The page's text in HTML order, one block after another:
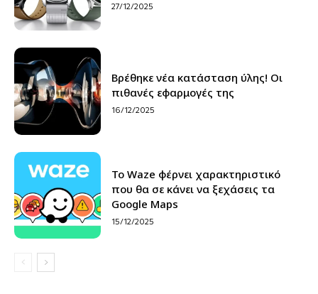
27/12/2025
Βρέθηκε νέα κατάσταση ύλης! Οι
πιθανές εφαρμογές της
16/12/2025
Το Waze φέρνει χαρακτηριστικό
που θα σε κάνει να ξεχάσεις τα
Google Maps
15/12/2025